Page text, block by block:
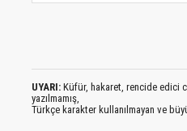
UYARI: Küfür, hakaret, rencide edici
yazılmamış,
Türkçe karakter kullanılmayan ve